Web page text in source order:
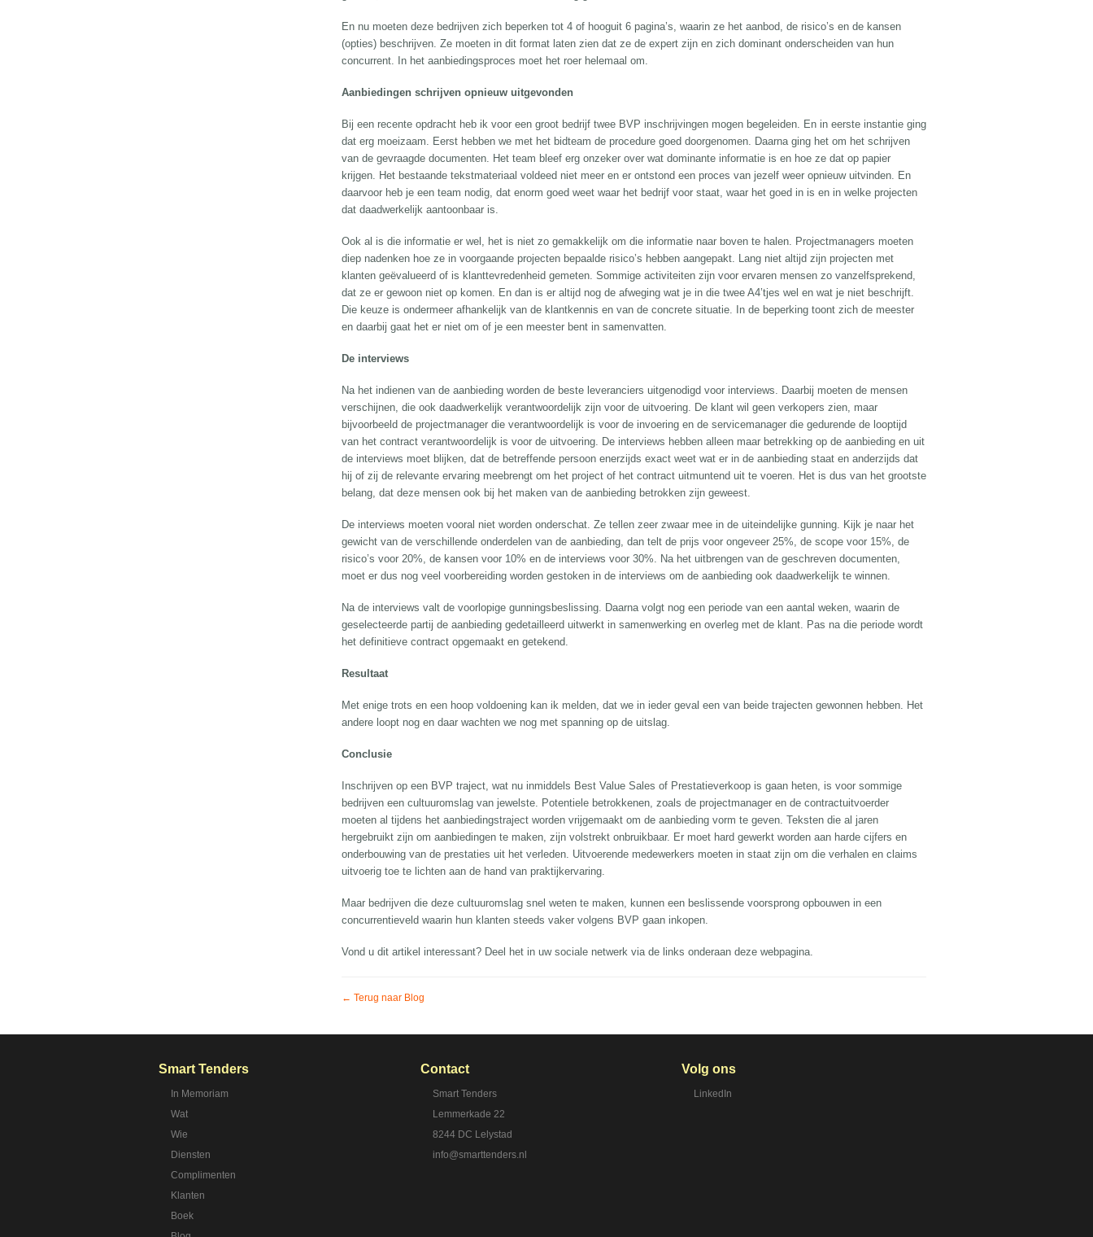
En nu moeten deze bedrijven zich beperken tot 4 of hooguit 6 pagina’s, waarin ze het aanbod, de risico’s en de kansen
(opties) beschrijven. Ze moeten in dit format laten zien dat ze de expert zijn en zich dominant onderscheiden van hun
concurrent. In het aanbiedingsproces moet het roer helemaal om.
Aanbiedingen schrijven opnieuw uitgevonden
Bij een recente opdracht heb ik voor een groot bedrijf twee BVP inschrijvingen mogen begeleiden. En in eerste instantie ging
dat erg moeizaam. Eerst hebben we met het bidteam de procedure goed doorgenomen. Daarna ging het om het schrijven
van de gevraagde documenten. Het team bleef erg onzeker over wat dominante informatie is en hoe ze dat op papier
krijgen. Het bestaande tekstmateriaal voldeed niet meer en er ontstond een proces van jezelf weer opnieuw uitvinden. En
daarvoor heb je een team nodig, dat enorm goed weet waar het bedrijf voor staat, waar het goed in is en in welke projecten
dat daadwerkelijk aantoonbaar is.
Ook al is die informatie er wel, het is niet zo gemakkelijk om die informatie naar boven te halen. Projectmanagers moeten
diep nadenken hoe ze in voorgaande projecten bepaalde risico’s hebben aangepakt. Lang niet altijd zijn projecten met
klanten geëvalueerd of is klanttevredenheid gemeten. Sommige activiteiten zijn voor ervaren mensen zo vanzelfsprekend,
dat ze er gewoon niet op komen. En dan is er altijd nog de afweging wat je in die twee A4’tjes wel en wat je niet beschrijft.
Die keuze is ondermeer afhankelijk van de klantkennis en van de concrete situatie. In de beperking toont zich de meester
en daarbij gaat het er niet om of je een meester bent in samenvatten.
De interviews
Na het indienen van de aanbieding worden de beste leveranciers uitgenodigd voor interviews. Daarbij moeten de mensen
verschijnen, die ook daadwerkelijk verantwoordelijk zijn voor de uitvoering. De klant wil geen verkopers zien, maar
bijvoorbeeld de projectmanager die verantwoordelijk is voor de invoering en de servicemanager die gedurende de looptijd
van het contract verantwoordelijk is voor de uitvoering. De interviews hebben alleen maar betrekking op de aanbieding en uit
de interviews moet blijken, dat de betreffende persoon enerzijds exact weet wat er in de aanbieding staat en anderzijds dat
hij of zij de relevante ervaring meebrengt om het project of het contract uitmuntend uit te voeren. Het is dus van het grootste
belang, dat deze mensen ook bij het maken van de aanbieding betrokken zijn geweest.
De interviews moeten vooral niet worden onderschat. Ze tellen zeer zwaar mee in de uiteindelijke gunning. Kijk je naar het
gewicht van de verschillende onderdelen van de aanbieding, dan telt de prijs voor ongeveer 25%, de scope voor 15%, de
risico’s voor 20%, de kansen voor 10% en de interviews voor 30%. Na het uitbrengen van de geschreven documenten,
moet er dus nog veel voorbereiding worden gestoken in de interviews om de aanbieding ook daadwerkelijk te winnen.
Na de interviews valt de voorlopige gunningsbeslissing. Daarna volgt nog een periode van een aantal weken, waarin de
geselecteerde partij de aanbieding gedetailleerd uitwerkt in samenwerking en overleg met de klant. Pas na die periode wordt
het definitieve contract opgemaakt en getekend.
Resultaat
Met enige trots en een hoop voldoening kan ik melden, dat we in ieder geval een van beide trajecten gewonnen hebben. Het
andere loopt nog en daar wachten we nog met spanning op de uitslag.
Conclusie
Inschrijven op een BVP traject, wat nu inmiddels Best Value Sales of Prestatieverkoop is gaan heten, is voor sommige
bedrijven een cultuuromslag van jewelste. Potentiele betrokkenen, zoals de projectmanager en de contractuitvoerder
moeten al tijdens het aanbiedingstraject worden vrijgemaakt om de aanbieding vorm te geven. Teksten die al jaren
hergebruikt zijn om aanbiedingen te maken, zijn volstrekt onbruikbaar. Er moet hard gewerkt worden aan harde cijfers en
onderbouwing van de prestaties uit het verleden. Uitvoerende medewerkers moeten in staat zijn om die verhalen en claims
uitvoerig toe te lichten aan de hand van praktijkervaring.
Maar bedrijven die deze cultuuromslag snel weten te maken, kunnen een beslissende voorsprong opbouwen in een
concurrentieveld waarin hun klanten steeds vaker volgens BVP gaan inkopen.
Vond u dit artikel interessant? Deel het in uw sociale netwerk via de links onderaan deze webpagina.
← Terug naar Blog
Smart Tenders
In Memoriam
Wat
Wie
Diensten
Complimenten
Klanten
Boek
Contact
Smart Tenders
Lemmerkade 22
8244 DC Lelystad
info@smarttenders.nl
Volg ons
LinkedIn